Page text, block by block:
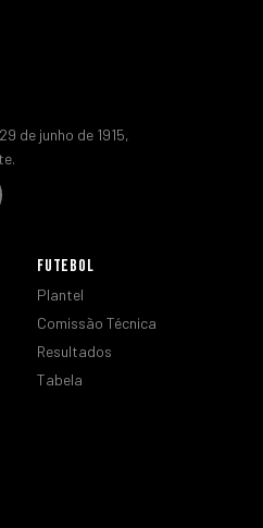
de junho de 1915,
FUTEBOL
Plantel
Comissão Técnica
Resultados
Tabela